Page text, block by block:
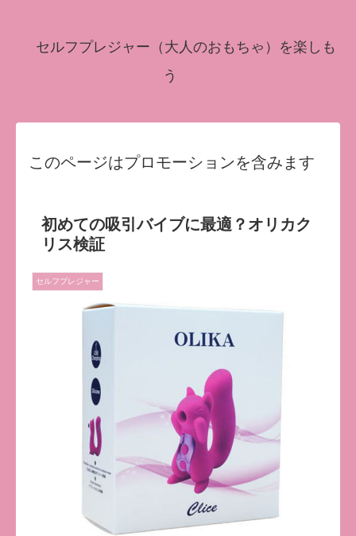
セルフプレジャー（大人のおもちゃ）を楽しも
う
このページはプロモーションを含みます
初めての吸引バイブに最適？オリカク
リス検証
セルフプレジャー